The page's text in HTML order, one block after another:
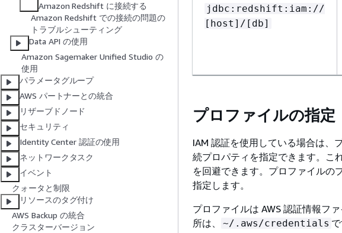
Amazon Redshift に接続する
Amazon Redshift での接続の問題の
トラブルシューティング
Data API の使用
Amazon Sagemaker Unified Studio の
使用
パラメータグループ
AWS パートナーとの統合
リザーブドノード
セキュリティ
Identity Center 認証の使用
ネットワークタスク
イベント
クォータと制限
リソースのタグ付け
AWS Backup の統合
クラスターバージョン
jdbc:redshift:iam://
[host]/[db]
プロファイルの指定
IAM 認証を使用している場合は、
続プロパティを指定できます。こ
を回避できます。プロファイルの
指定します。
プロファイルは AWS 認証情報フ
所は、
~/.aws/credentials で